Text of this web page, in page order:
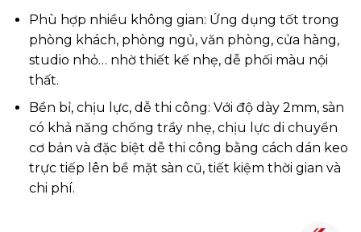
Phù hợp nhiều không gian: Ứng dụng tốt trong
phòng khách, phòng ngủ, văn phòng, cửa hàng,
studio nhỏ… nhờ thiết kế nhẹ, dễ phối màu nội
thất.
Bền bỉ, chịu lực, dễ thi công: Với độ dày 2mm, sàn
có khả năng chống trầy nhẹ, chịu lực di chuyển
cơ bản và đặc biệt dễ thi công bằng cách dán keo
trực tiếp lên bề mặt sàn cũ, tiết kiệm thời gian và
chi phí.